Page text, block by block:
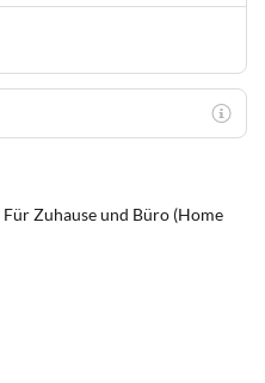
Für Zuhause und Büro (Home